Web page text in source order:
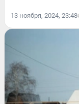
13 ноября, 2024, 23:48